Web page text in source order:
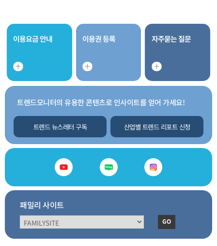
이용요금 안내 이용권 등록 자주묻는 질문
트렌드모니터의 유용한 콘텐츠로 인사이트를 얻어 가세요!
트렌드 뉴스레터 구독 산업별 트렌드 리포트 신청
패밀리 사이트
GO